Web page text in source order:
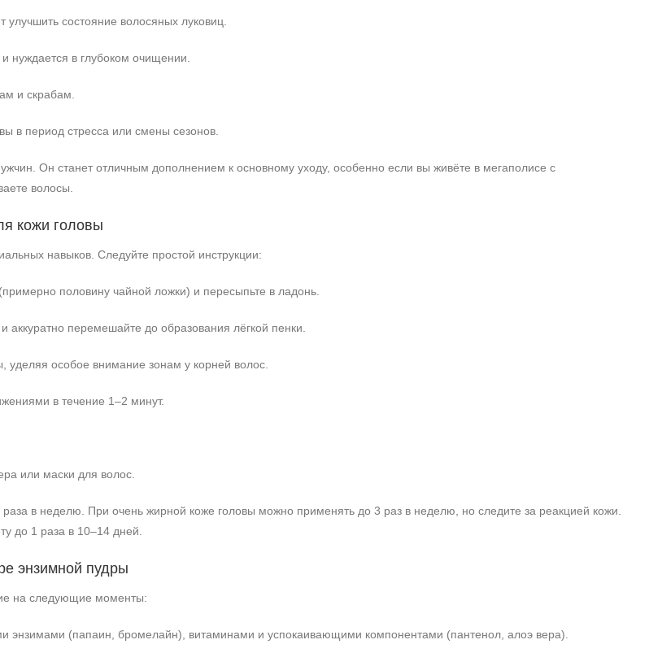
состояние волосяных луковиц.
нуждается в глубоком очищении.
и скрабам.
в период стресса или смены сезонов.
Он станет отличным дополнением к основному уходу, особенно если вы живёте в мегаполисе с
волосы.
кожи головы
навыков. Следуйте простой инструкции:
половину чайной ложки) и пересыпьте в ладонь.
аккуратно перемешайте до образования лёгкой пенки.
уделяя особое внимание зонам у корней волос.
в течение 1–2 минут.
или маски для волос.
в неделю. При очень жирной коже головы можно применять до 3 раз в неделю, но следите за реакцией кожи.
до 1 раза в 10–14 дней.
энзимной пудры
на следующие моменты:
энзимами (папаин, бромелайн), витаминами и успокаивающими компонентами (пантенол, алоэ вера).
+7 (495) 640-58-89